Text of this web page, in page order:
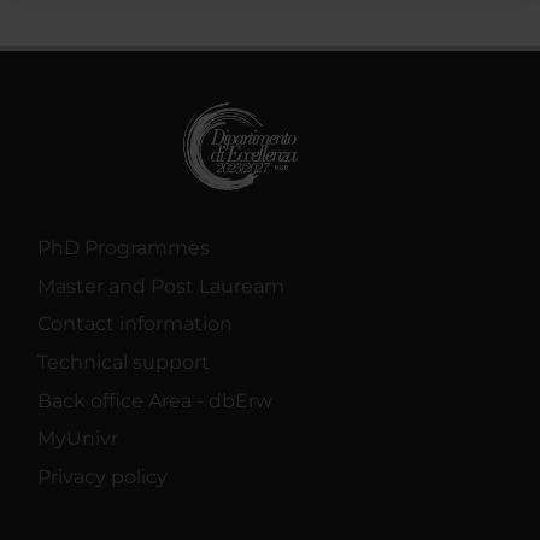
PhD Programmes
Master and Post Lauream
Contact information
Technical support
Back office Area - dbErw
MyUnivr
Privacy policy